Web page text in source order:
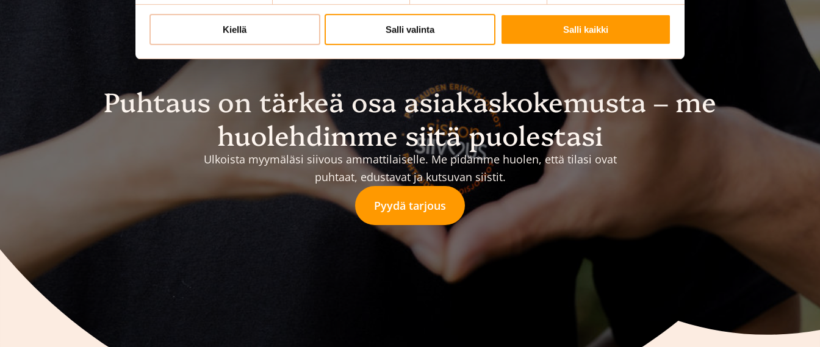
Kiellä Salli valinta Salli kaikki
Puhtaus on tärkeä osa asiakaskokemusta – me
huolehdimme siitä puolestasi
Ulkoista myymäläsi siivous ammattilaiselle. Me pidämme huolen, että tilasi ovat
puhtaat, edustavat ja kutsuvan siistit.
Pyydä tarjous